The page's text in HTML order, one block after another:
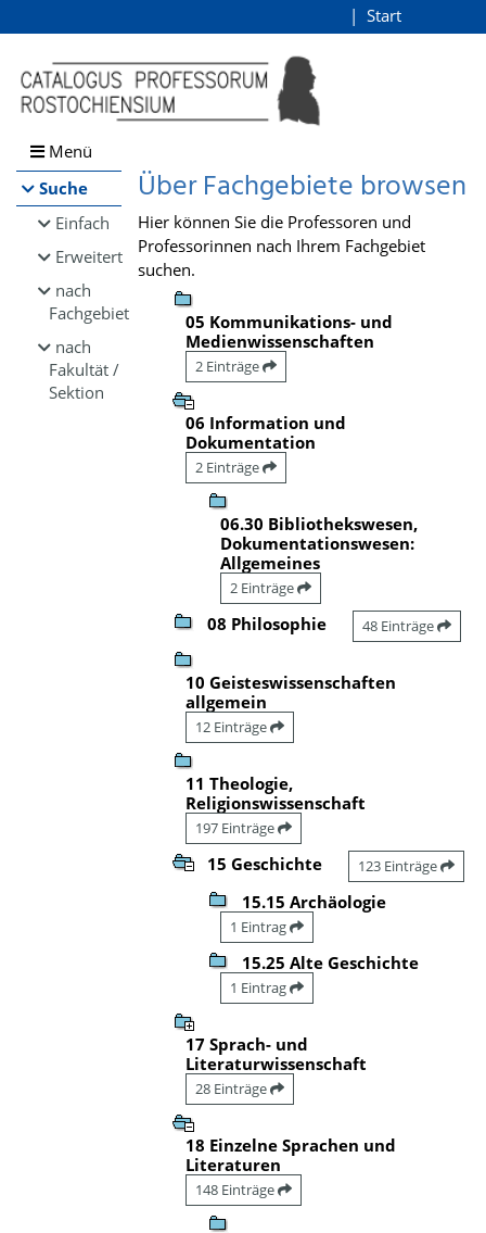
Browsen
direkt zum Inhalt
Start
Menü
Suche
Einfach
Erweitert
nach
Fachgebiet
nach
Fakultät /
Sektion
Über Fachgebiete browsen
Hier können Sie die Professoren und
Professorinnen nach Ihrem Fachgebiet
suchen.
05 Kommunikations- und
Medienwissenschaften
2 Einträge
06 Information und
Dokumentation
2 Einträge
06.30 Bibliothekswesen,
Dokumentationswesen:
Allgemeines
2 Einträge
08 Philosophie 48 Einträge
10 Geisteswissenschaften
allgemein
12 Einträge
11 Theologie,
Religionswissenschaft
197 Einträge
15 Geschichte 123 Einträge
15.15 Archäologie
1 Eintrag
15.25 Alte Geschichte
1 Eintrag
17 Sprach- und
Literaturwissenschaft
28 Einträge
18 Einzelne Sprachen und
Literaturen
148 Einträge